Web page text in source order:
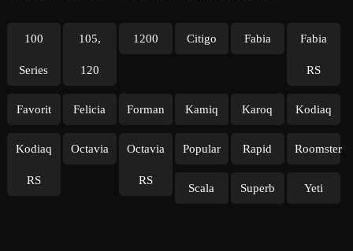
100
Series
105,
120
1200 Citigo Fabia Fabia
RS
Favorit Felicia Forman Kamiq Karoq Kodiaq
Kodiaq
RS
Octavia Octavia
RS
Popular Rapid Roomster
Scala Superb Yeti